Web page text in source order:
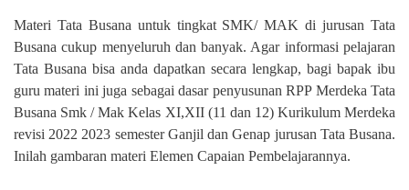
Materi Tata Busana untuk tingkat SMK/ MAK di jurusan Tata
Busana cukup menyeluruh dan banyak. Agar informasi pelajaran
Tata Busana bisa anda dapatkan secara lengkap, bagi bapak ibu
guru materi ini juga sebagai dasar penyusunan RPP Merdeka Tata
Busana Smk / Mak Kelas XI,XII (11 dan 12) Kurikulum Merdeka
revisi 2022 2023 semester Ganjil dan Genap jurusan Tata Busana.
Inilah gambaran materi Elemen Capaian Pembelajarannya.